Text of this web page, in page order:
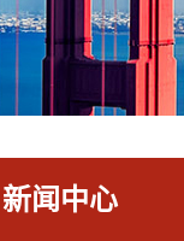
新闻中心